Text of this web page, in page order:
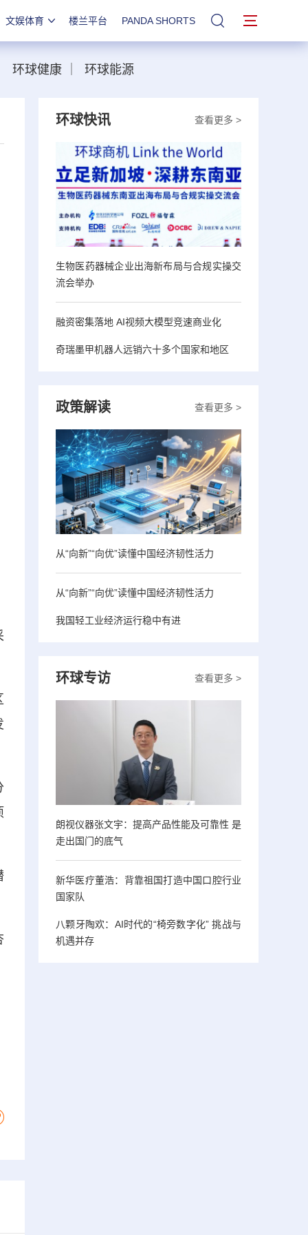
文娱体育 楼兰平台 PANDA SHORTS 站内搜索
环球健康 环球能源
查看更多 >
环球快讯
生物医药器械企业出海新布局与合规实操交
流会举办
融资密集落地 AI视频大模型竞速商业化
奇瑞墨甲机器人远销六十多个国家和地区
查看更多 >
政策解读
从“向新”“向优”读懂中国经济韧性活力
从“向新”“向优”读懂中国经济韧性活力
我国轻工业经济运行稳中有进
查看更多 >
环球专访
朗视仪器张文宇：提高产品性能及可靠性 是
走出国门的底气
新华医疗董浩：背靠祖国打造中国口腔行业
国家队
八颗牙陶欢：AI时代的“椅旁数字化” 挑战与
机遇并存